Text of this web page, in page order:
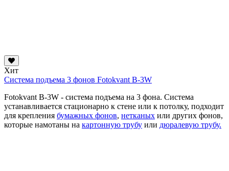
Хит
Система подъема 3 фонов Fotokvant B-3W
Fotokvant B-3W - система подъема на 3 фона. Система
устанавливается стационарно к стене или к потолку, подходит
для крепления бумажных фонов, нетканых или других фонов,
которые намотаны на картонную трубу или дюралевую трубу.